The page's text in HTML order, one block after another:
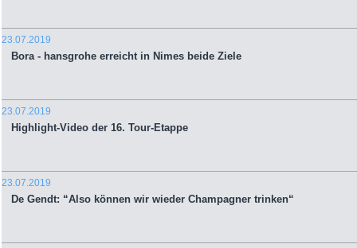
23.07.2019
Bora - hansgrohe erreicht in Nimes beide Ziele
23.07.2019
Highlight-Video der 16. Tour-Etappe
23.07.2019
De Gendt: “Also können wir wieder Champagner trinken“